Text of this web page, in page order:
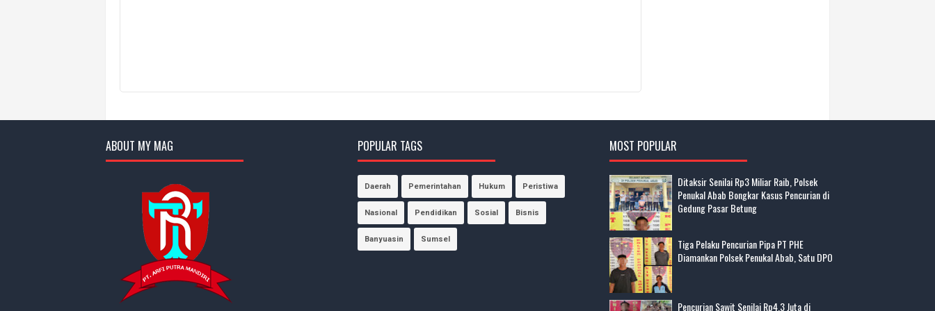
ABOUT MY MAG POPULAR TAGS
Daerah Pemerintahan Hukum Peristiwa
Nasional Pendidikan Sosial Bisnis
Banyuasin Sumsel
MOST POPULAR
Ditaksir Senilai Rp3 Miliar Raib, Polsek
Penukal Abab Bongkar Kasus Pencurian di
Gedung Pasar Betung
Tiga Pelaku Pencurian Pipa PT PHE
Diamankan Polsek Penukal Abab, Satu DPO
Pencurian Sawit Senilai Rp4,3 Juta di